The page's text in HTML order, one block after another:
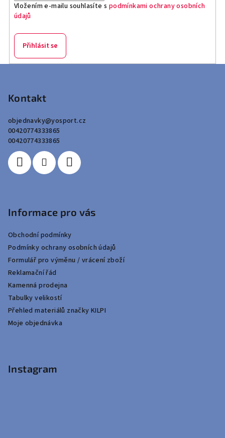
Vložením e-mailu souhlasíte s podmínkami ochrany osobních
údajů
Přihlásit se
Kontakt
objednavky@yosport.cz
00420774333865
00420774333865
Informace pro vás
Obchodní podmínky
Podmínky ochrany osobních údajů
Formulář pro výměnu / vrácení zboží
Reklamační řád
Kamenná prodejna
Tabulky velikostí
Přehled materiálů značky KILPI
Moje objednávka
Instagram